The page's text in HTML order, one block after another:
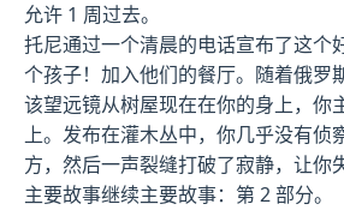
允许 1 周过去。
托尼通过一个清晨的电话宣布了这个
个孩子！加入他们的餐厅。随着俄罗
该望远镜从树屋现在在你的身上，你
上。发布在灌木丛中，你几乎没有侦
方，然后一声裂缝打破了寂静，让你
主要故事继续主要故事：第 2 部分。